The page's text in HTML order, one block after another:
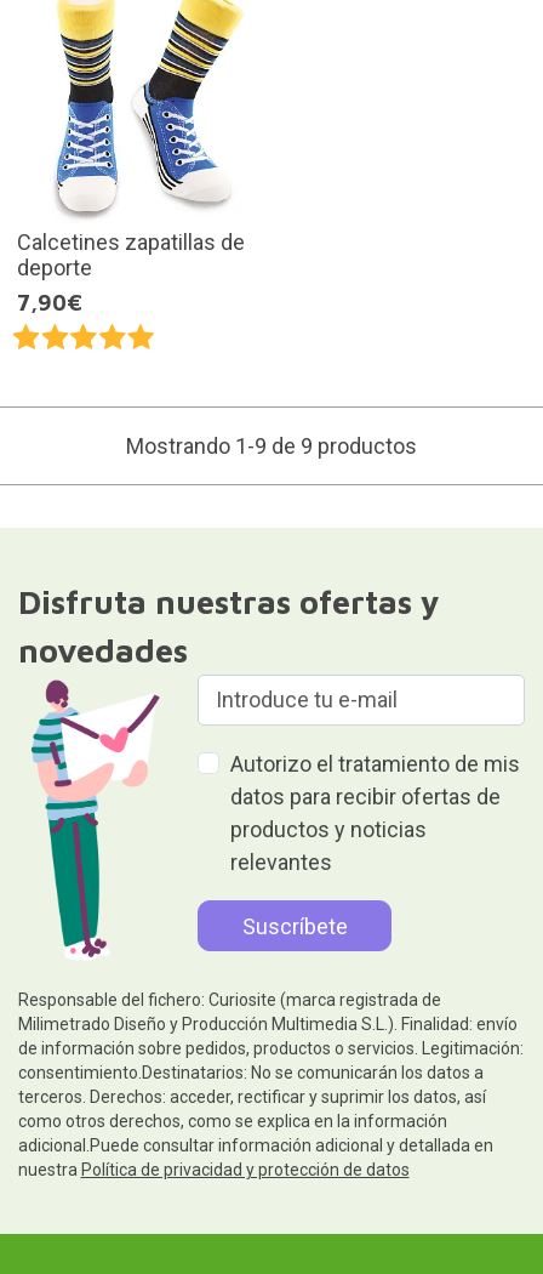
Calcetines zapatillas de
deporte
7,90€
Mostrando 1-9 de 9 productos
Disfruta nuestras ofertas y
novedades
Autorizo el tratamiento de mis
datos para recibir ofertas de
productos y noticias
relevantes
Responsable del fichero: Curiosite (marca registrada de
Milimetrado Diseño y Producción Multimedia S.L.). Finalidad: envío
de información sobre pedidos, productos o servicios. Legitimación:
consentimiento.Destinatarios: No se comunicarán los datos a
terceros. Derechos: acceder, rectificar y suprimir los datos, así
como otros derechos, como se explica en la información
adicional.Puede consultar información adicional y detallada en
nuestra Política de privacidad y protección de datos